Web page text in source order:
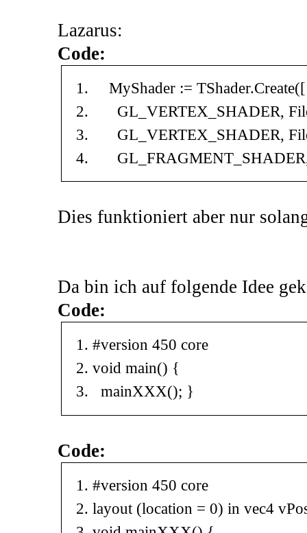
Lazarus:
Code:
MyShader := TShader.Create([
GL_VERTEX_SHADER,
GL_VERTEX_SHADER,
GL_FRAGMENT_SHADER
Dies funktioniert aber nur
Da bin ich auf folgende Idee
Code:
#version 450 core
voidmain() {
mainXXX(); }
Code:
#version 450 core
layout (location = 0) in vec4